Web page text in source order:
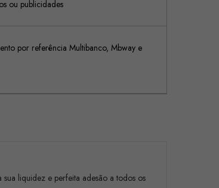
ou publicidades
por referência Multibanco, Mbway e
liquidez e perfeita adesão a todos os